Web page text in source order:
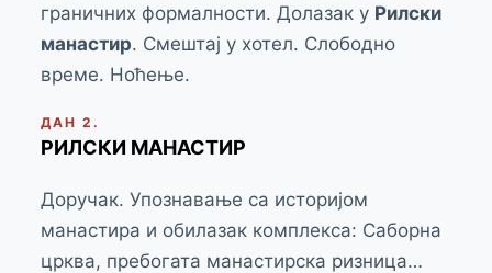
граничних формалности. Долазак у Рилски
манастир. Смештај у хотел. Слободно
време. Ноћење.
ДАН 2.
РИЛСКИ МАНАСТИР
Доручак. Упознавање са историјом
манастира и обилазак комплекса: Саборна
црква, пребогата манастирска ризница…